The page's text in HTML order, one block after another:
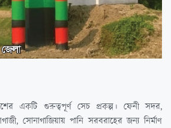
একটি গুরুত্বপূর্ণ সেচ প্রকল্প। ফেনী সদর,
সোনাগাজিয়ায় পানি সরবরাহের জন্য নির্মাণ